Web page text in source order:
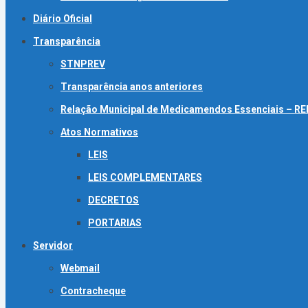
Diário Oficial
Transparência
STNPREV
Transparência anos anteriores
Relação Municipal de Medicamendos Essenciais –
Atos Normativos
LEIS
LEIS COMPLEMENTARES
DECRETOS
PORTARIAS
Servidor
Webmail
Contracheque